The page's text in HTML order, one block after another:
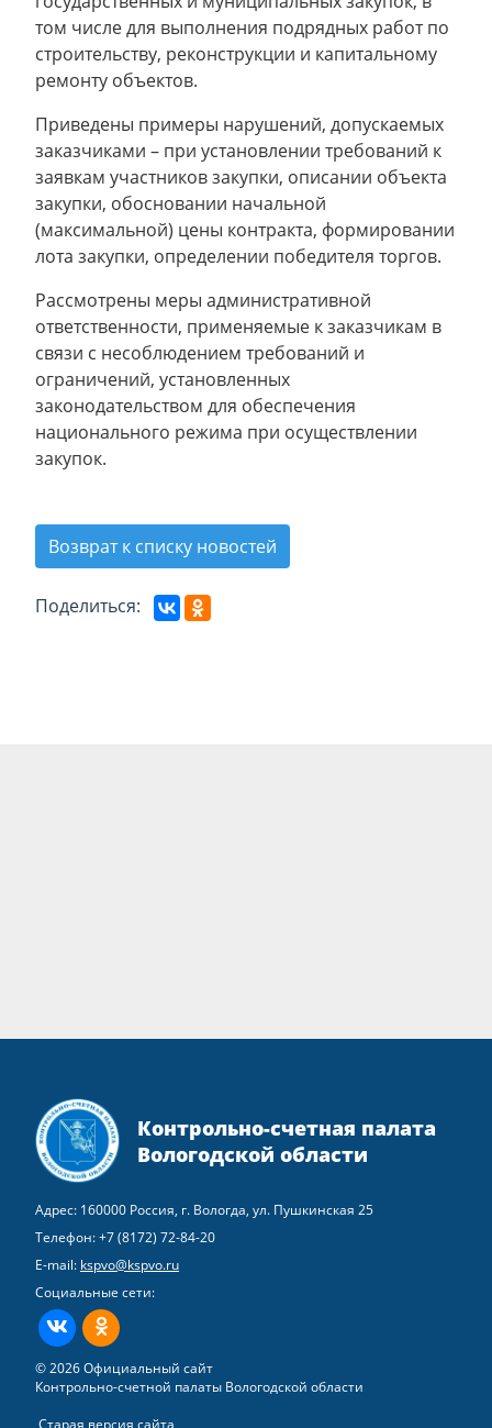
том числе для выполнения подрядных работ по
строительству, реконструкции и капитальному
ремонту объектов.
Приведены примеры нарушений, допускаемых
заказчиками – при установлении требований к
заявкам участников закупки, описании объекта
закупки, обосновании начальной
(максимальной) цены контракта, формировании
лота закупки, определении победителя торгов.
Рассмотрены меры административной
ответственности, применяемые к заказчикам в
связи с несоблюдением требований и
ограничений, установленных
законодательством для обеспечения
национального режима при осуществлении
закупок.
Возврат к списку новостей
Поделиться:
Контрольно-счетная палата
Вологодской области
Адрес: 160000 Россия, г. Вологда, ул. Пушкинская 25
Телефон:+7 (8172) 72-84-20
E-mail: kspvo@kspvo.ru
Социальные сети:
ВКонтактеОдноклассники
© 2026 Официальный сайт
Контрольно-счетной палаты Вологодской области